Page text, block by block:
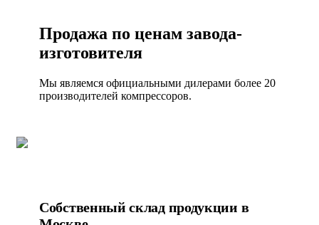
Продажа по ценам завода-
изготовителя
Мы являемся официальными дилерами более 20
производителей компрессоров.
Собственный склад продукции в